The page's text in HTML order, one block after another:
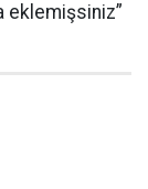
eklemişsiniz”